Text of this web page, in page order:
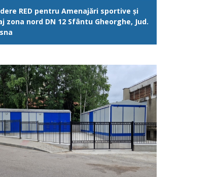
RED pentru Amenajări sportive și
zona nord DN 12 Sfântu Gheorghe, Jud.